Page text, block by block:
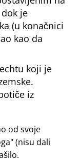
dok je
(u konačnici
kao da
koji je
iz
od svoje
(nisu dali